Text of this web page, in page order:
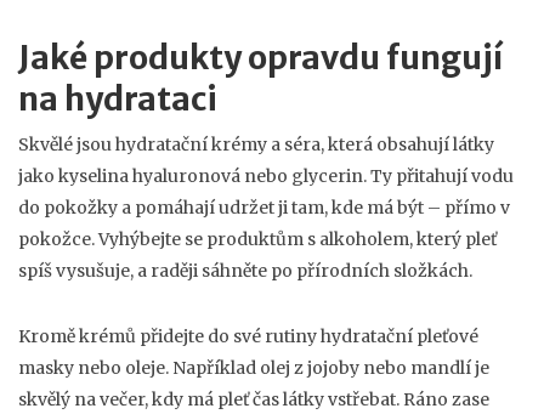
Jaké produkty opravdu fungují
na hydrataci
Skvělé jsou hydratační krémy a séra, která obsahují látky
jako kyselina hyaluronová nebo glycerin. Ty přitahují vodu
do pokožky a pomáhají udržet ji tam, kde má být – přímo v
pokožce. Vyhýbejte se produktům s alkoholem, který pleť
spíš vysušuje, a raději sáhněte po přírodních složkách.
Kromě krémů přidejte do své rutiny hydratační pleťové
masky nebo oleje. Například olej z jojoby nebo mandlí je
skvělý na večer, kdy má pleť čas látky vstřebat. Ráno zase